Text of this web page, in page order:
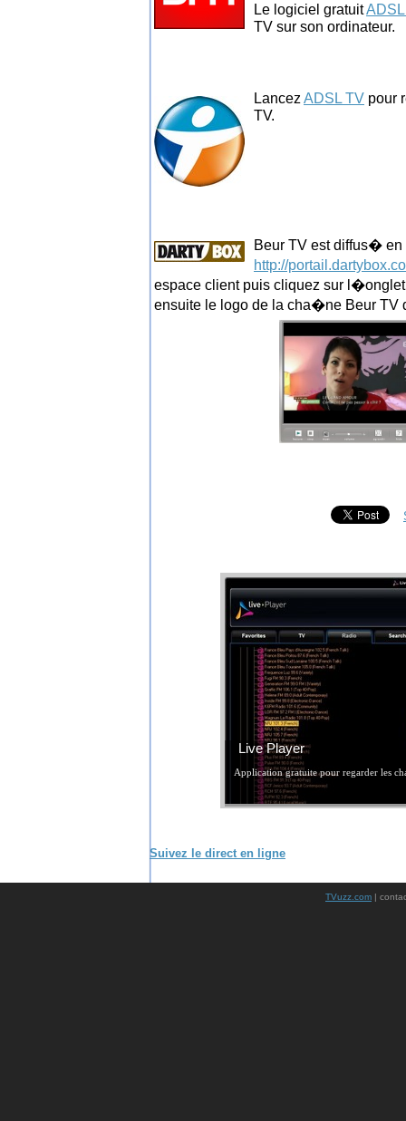
Le logiciel gratuit
TV sur son ordinateur.
Lancez ADSL TV pour
TV.
Beur TV est diffus� en
http://
espace client puis cliquez sur
ensuite le logo de la cha�ne Beur TV
Live Player
Application gratuite pour regarder les
Suivez le direct en ligne
TVuzz.com |